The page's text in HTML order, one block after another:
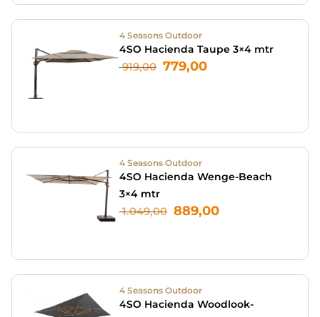
4 Seasons Outdoor
4SO Hacienda Taupe 3×4 mtr
919,00 779,00
4 Seasons Outdoor
4SO Hacienda Wenge-Beach
3×4 mtr
1.049,00 889,00
4 Seasons Outdoor
4SO Hacienda Woodlook-